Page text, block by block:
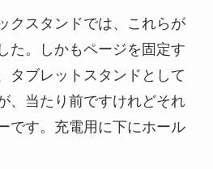
クスタンドでは、これらが
た。しかもページを固定す
タブレットスタンドとして
、当たり前ですけれどそれ
です。充電用に下にホール